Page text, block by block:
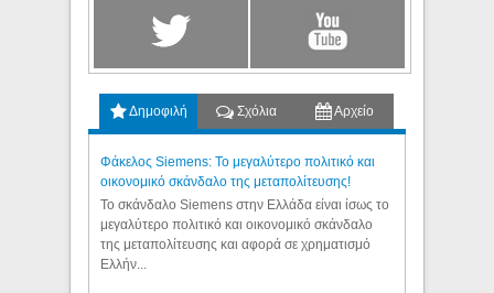
Δημοφιλή Σχόλια Αρχείο
Φάκελος Siemens: Το μεγαλύτερο πολιτικό και
οικονομικό σκάνδαλο της μεταπολίτευσης!
Το σκάνδαλο Siemens στην Ελλάδα είναι ίσως το
μεγαλύτερο πολιτικό και οικονομικό σκάνδαλο
της μεταπολίτευσης και αφορά σε χρηματισμό
Ελλήν...